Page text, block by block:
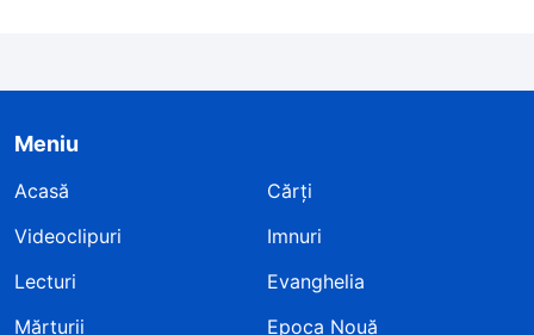
Meniu
Acasă
Cărți
Videoclipuri
Imnuri
Lecturi
Evanghelia
Mărturii
Epoca Nouă